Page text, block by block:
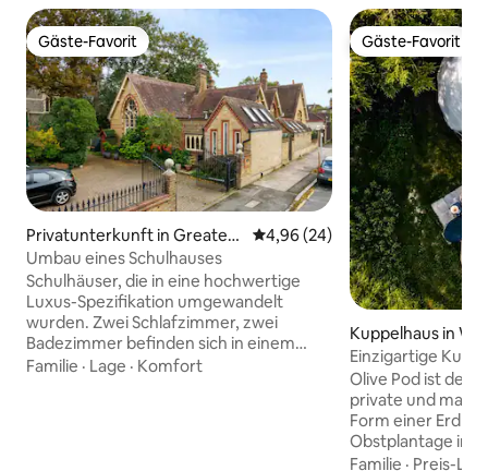
Gäste-Favorit
Gäste-Favorit
Privatunterkunft in Greater
London
Durchschnittliche Bewertung:
4,96 (24)
Umbau eines Schulhauses
Schulhäuser, die in eine hochwertige
Luxus-Spezifikation umgewandelt
wurden. Zwei Schlafzimmer, zwei
Badezimmer befinden sich in einem
Wendeltreppenhaus über einem
Familie · Lage · Komfort
Gäste-Favorit
Gäste-Favorit
Kuppelhaus in
y
Einzigartige
Whirlpool | Surrey
Olive Pod ist der
private und
Form einer
Obstplantage in
einem eigenen,
Familie · Preis-